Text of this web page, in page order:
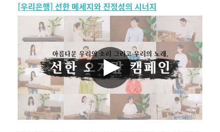
[우리은행] 선한 메세지와 진정성의 시너지